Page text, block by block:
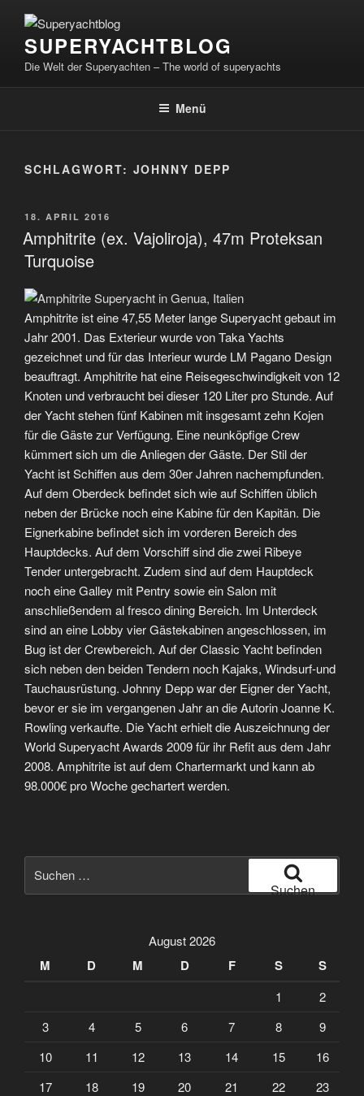
Inhalt
springenSUPERYACHTBLOG
Die Welt der Superyachten – The world of superyachts
Menü
SCHLAGWORT: JOHNNY DEPP
VERÖFFENTLICHT
AM
18. APRIL 2016
Amphitrite (ex. Vajoliroja), 47m Proteksan
Turquoise
Amphitrite ist eine 47,55 Meter lange Superyacht gebaut im
Jahr 2001. Das Exterieur wurde von Taka Yachts
gezeichnet und für das Interieur wurde LM Pagano Design
beauftragt. Amphitrite hat eine Reisegeschwindigkeit von 12
Knoten und verbraucht bei dieser 120 Liter pro Stunde. Auf
der Yacht stehen fünf Kabinen mit insgesamt zehn Kojen
für die Gäste zur Verfügung. Eine neunköpfige Crew
kümmert sich um die Anliegen der Gäste. Der Stil der
Yacht ist Schiffen aus dem 30er Jahren nachempfunden.
Auf dem Oberdeck befindet sich wie auf Schiffen üblich
neben der Brücke noch eine Kabine für den Kapitän. Die
Eignerkabine befindet sich im vorderen Bereich des
Hauptdecks. Auf dem Vorschiff sind die zwei Ribeye
Tender untergebracht. Zudem sind auf dem Hauptdeck
noch eine Galley mit Pentry sowie ein Salon mit
anschließendem al fresco dining Bereich. Im Unterdeck
sind an eine Lobby vier Gästekabinen angeschlossen, im
Bug ist der Crewbereich. Auf der Classic Yacht befinden
sich neben den beiden Tendern noch Kajaks, Windsurf-und
Tauchausrüstung. Johnny Depp war der Eigner der Yacht,
bevor er sie im vergangenen Jahr an die Autorin Joanne K.
Rowling verkaufte. Die Yacht erhielt die Auszeichnung der
World Superyacht Awards 2009 für ihr Refit aus dem Jahr
2008. Amphitrite ist auf dem Chartermarkt und kann ab
98.000€ pro Woche gechartert werden.
nach:
Suchen
August 2026
M D M D F S S
1
2
3
4 5 6 7 8
9
10
11 12 13 14 15
16
17
18 19 20 21 22
23